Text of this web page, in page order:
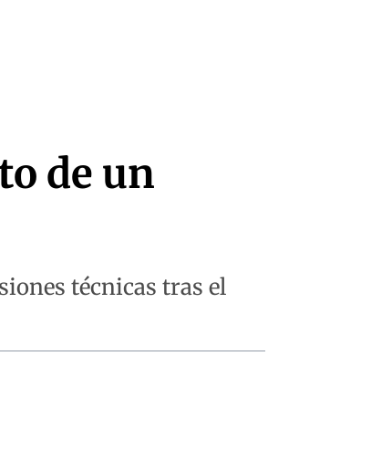
de un
técnicas tras el